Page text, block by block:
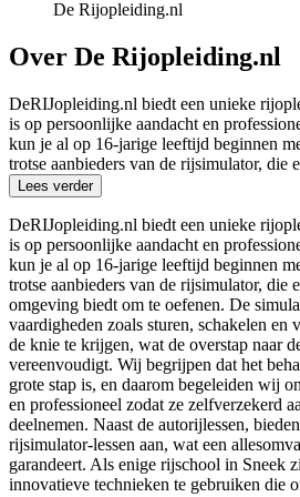
De Rijopleiding.nl
Over De Rijopleiding.nl
DeRIJopleiding.nl biedt een unieke
is op persoonlijke aandacht en
kun je al op 16-jarige leeftijd beginnen
trotse aanbieders van de rijsimulator, die
Lees verder
DeRIJopleiding.nl biedt een unieke
is op persoonlijke aandacht en
kun je al op 16-jarige leeftijd beginnen
trotse aanbieders van de rijsimulator, die
omgeving biedt om te oefenen. De
vaardigheden zoals sturen, schakelen en
de knie te krijgen, wat de overstap naar
vereenvoudigt. Wij begrijpen dat het
grote stap is, en daarom begeleiden wij
en professioneel zodat ze zelfverzekerd
deelnemen. Naast de autorijlessen,
rijsimulator-lessen aan, wat een
garandeert. Als enige rijschool in Sneek
innovatieve technieken te gebruiken die